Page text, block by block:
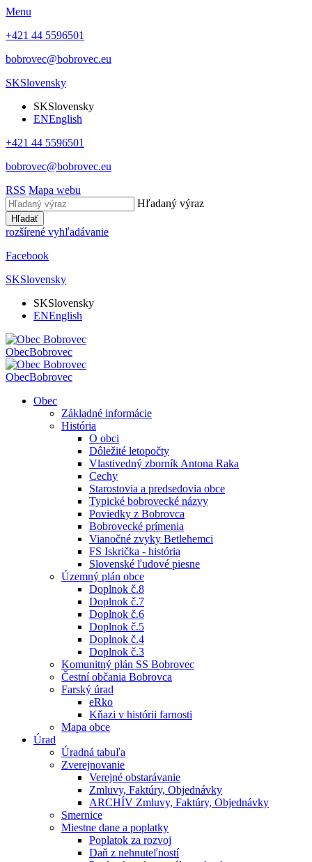
Menu
+421 44 5596501
bobrovec@bobrovec.eu
SKSlovensky
SKSlovensky
ENEnglish
+421 44 5596501
bobrovec@bobrovec.eu
RSS Mapa webu
Hľadaný výraz
Hľadať
rozšírené vyhľadávanie
Facebook
SKSlovensky
SKSlovensky
ENEnglish
ObecBobrovec
ObecBobrovec
Obec
Základné informácie
História
O obci
Dôležité letopočty
Vlastivedný zborník Antona Raka
Cechy
Starostovia a predsedovia obce
Typické bobrovecké názvy
Poviedky z Bobrovca
Bobrovecké prímenia
Vianočné zvyky Betlehemci
FS Iskrička - história
Slovenské ľudové piesne
Územný plán obce
Doplnok č.8
Doplnok č.7
Doplnok č.6
Doplnok č.5
Doplnok č.4
Doplnok č.3
Komunitný plán SS Bobrovec
Čestní občania Bobrovca
Farský úrad
eRko
Kňazi v histórii farnosti
Mapa obce
Úrad
Úradná tabuľa
Zverejnovanie
Verejné obstarávanie
Zmluvy, Faktúry, Objednávky
ARCHÍV Zmluvy, Faktúry, Objednávky
Smernice
Miestne dane a poplatky
Poplatok za rozvoj
Daň z nehnuteľností